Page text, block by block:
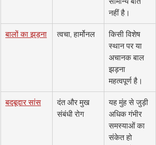
नहीं है।
बालों का झड़ना त्वचा, हार्मोनल
किसी विशेष
स्थान पर या
अचानक बाल
झड़ना
महत्वपूर्ण है।
बदबूदार सांस
दंत और मुख
संबंधी रोग
यह मुंह से जुड़ी
अधिक गंभीर
समस्याओं का
संकेत हो